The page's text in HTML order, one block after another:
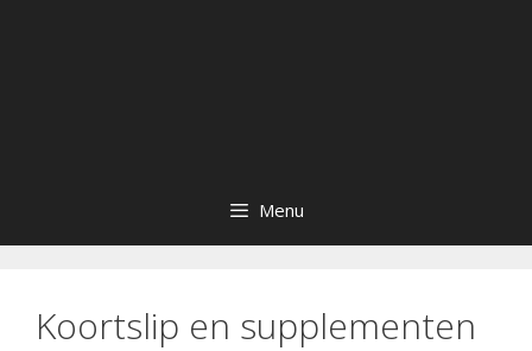
Menu
Koortslip en supplementen